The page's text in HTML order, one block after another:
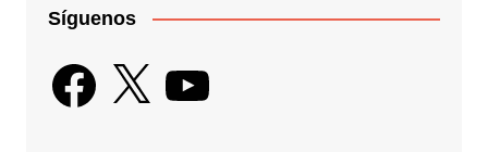
Síguenos
Facebook
X YouTube